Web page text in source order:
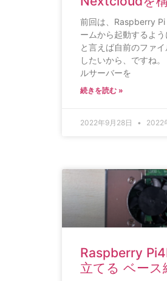
前回は、Raspberry Pi
ームから起動するよ
と言えば自前のファ
したいから、ですね
ルサーバーを
続きを読む »
2022年9月28日 2022
Raspberry
立てる ベース